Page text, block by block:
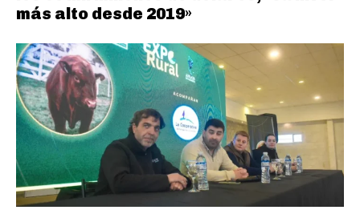
más alto desde 2019»